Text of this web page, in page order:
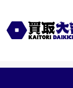
全国2200店舗以
吉」